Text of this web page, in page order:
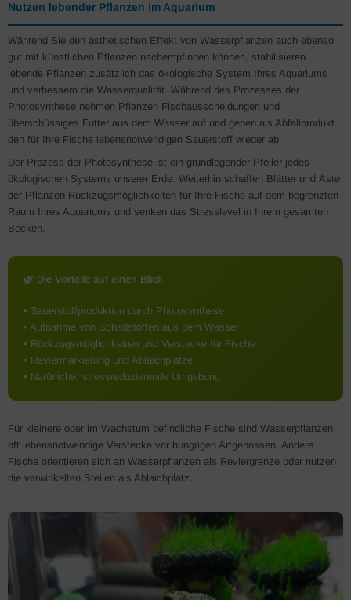
Nutzen lebender Pflanzen im Aquarium
Während Sie den ästhetischen Effekt von Wasserpflanzen auch ebenso
gut mit künstlichen Pflanzen nachempfinden können, stabilisieren
lebende Pflanzen zusätzlich das ökologische System Ihres Aquariums
und verbessern die Wasserqualität. Während des Prozesses der
Photosynthese nehmen Pflanzen Fischausscheidungen und
überschüssiges Futter aus dem Wasser auf und geben als Abfallprodukt
den für Ihre Fische lebensnotwendigen Sauerstoff wieder ab.
Der Prozess der Photosynthese ist ein grundlegender Pfeiler jedes
ökologischen Systems unserer Erde. Weiterhin schaffen Blätter und Äste
der Pflanzen Rückzugsmöglichkeiten für Ihre Fische auf dem begrenzten
Raum Ihres Aquariums und senken das Stresslevel in Ihrem gesamten
Becken.
🌿 Die Vorteile auf einen Blick
• Sauerstoffproduktion durch Photosynthese
• Aufnahme von Schadstoffen aus dem Wasser
• Rückzugsmöglichkeiten und Verstecke für Fische
• Reviermarkierung und Ablaichplätze
• Natürliche, stressreduzierende Umgebung
Für kleinere oder im Wachstum befindliche Fische sind Wasserpflanzen
oft lebensnotwendige Verstecke vor hungrigen Artgenossen. Andere
Fische orientieren sich an Wasserpflanzen als Reviergrenze oder nutzen
die verwinkelten Stellen als Ablaichplatz.